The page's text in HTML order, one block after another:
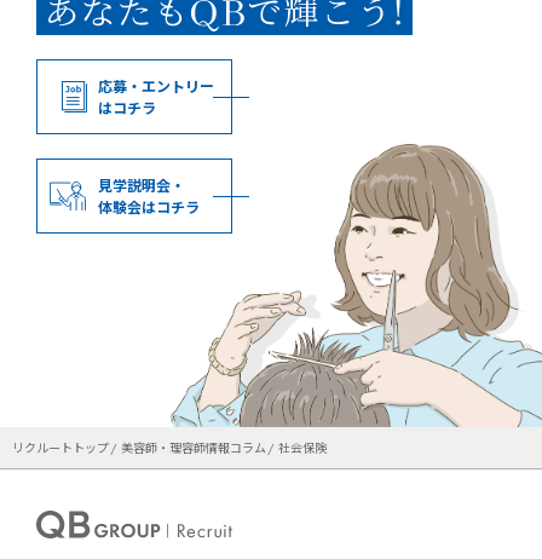
応募・エントリー
はコチラ
見学説明会・
体験会はコチラ
リクルートトップ 美容師・理容師情報コラム 社会保険